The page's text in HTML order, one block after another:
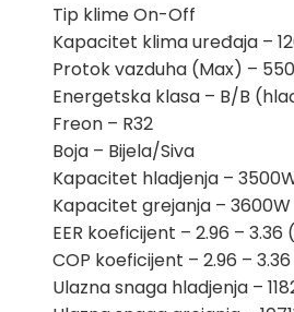
Tip klime On-Off
Kapacitet klima uređaja –
Protok vazduha (Max) –
Energetska klasa – B/B
Freon – R32
Boja – Bijela/Siva
Kapacitet hladjenja –
Kapacitet grejanja – 3600W
EER koeficijent – 2.96 –
COP koeficijent – 2.96 –
Ulazna snaga hladjenja –